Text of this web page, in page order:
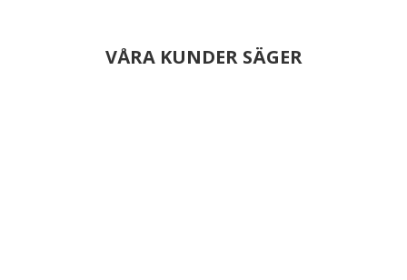
VÅRA KUNDER SÄGER